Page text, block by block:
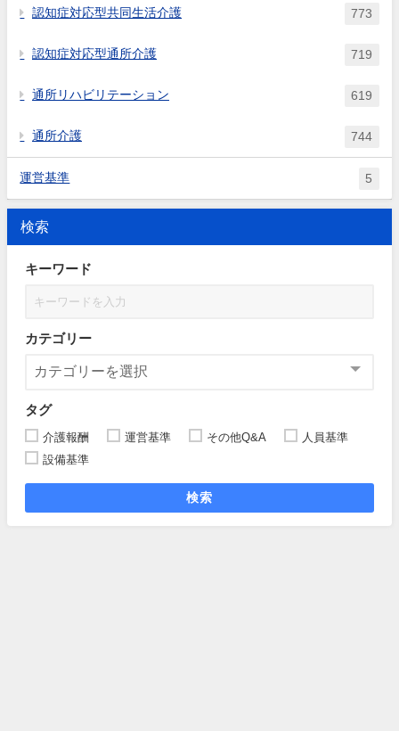
認知症対応型共同生活介護 773
認知症対応型通所介護 719
通所リハビリテーション 619
通所介護 744
運営基準 5
検索
キーワード
カテゴリー
タグ
介護報酬 運営基準 その他Q&A
人員基準
設備基準
検索